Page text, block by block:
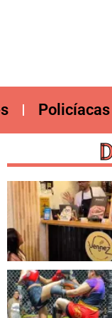
Policíacas